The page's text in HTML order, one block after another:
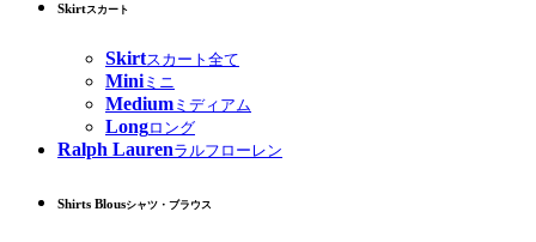
Skirtスカート
Skirtスカート全て
Miniミニ
Medium ミディアム
Longロング
Ralph Laurenラルフローレン
Shirts Blousシャツ・ブラウス